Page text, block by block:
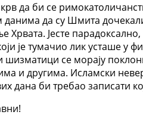
да би се
да су Шмита
Јесте
је тумачио лик усташе у
се морају
и другима. Исламски
дана би требао записати